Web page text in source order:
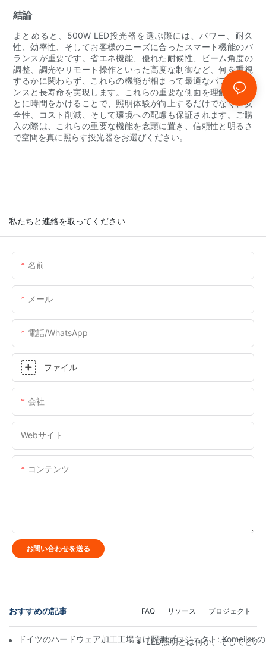
結論
まとめると、500W LED投光器を選ぶ際には、パワー、耐久
性、効率性、そしてお客様のニーズに合ったスマート機能のバ
ランスが重要です。省エネ機能、優れた耐候性、ビーム角度の
調整、調光やリモート操作といった高度な制御など、何を重視
するかに関わらず、これらの機能が相まって最適なパフォーマ
ンスと長寿命を実現します。これらの重要な側面を理解するこ
とに時間をかけることで、照明体験が向上するだけでなく、安
全性、コスト削減、そして環境への配慮も保証されます。ご購
入の際は、これらの重要な機能を念頭に置き、信頼性と明るさ
で空間を真に照らす投光器をお選びください。
私たちと連絡を取ってください
名前
メール
電話/WhatsApp
ファイル
会社
Webサイト
コンテンツ
お問い合わせを送る
おすすめの記事 プロジェクト
リソース
FAQ
ドイツのハードウェア加工工場向け照明プロジェクト: Komeiler
LED照明とは何か、そしてどの